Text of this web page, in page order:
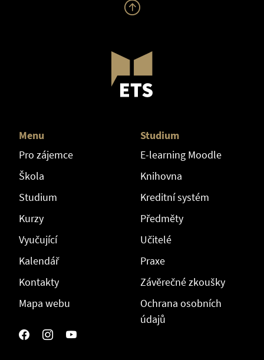
Menu
Pro zájemce
Škola
Studium
Kurzy
Vyučující
Kalendář
Kontakty
Mapa webu
Studium
E-learning Moodle
Knihovna
Kreditní systém
Předměty
Učitelé
Praxe
Závěrečné zkoušky
Ochrana osobních
údajů